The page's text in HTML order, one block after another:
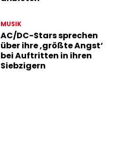
MUSIK
AC/DC-Stars sprechen
über ihre ‚größte Angst‘
bei Auftritten in ihren
Siebzigern